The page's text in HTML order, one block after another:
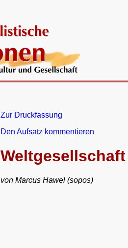
Zur Druckfassung
Den Aufsatz kommentieren
von Marcus Hawel (sopos)